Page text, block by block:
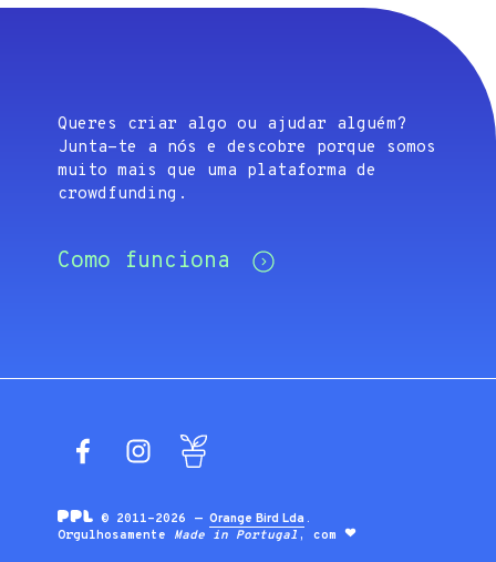
Queres criar algo ou ajudar alguém?
Junta-te a nós e descobre porque somos
muito mais que uma plataforma de
crowdfunding.
Como funciona
FacebookInstagram
© 2011-2026 —Orange Bird Lda .
Orgulhosamente Made in Portugal , com